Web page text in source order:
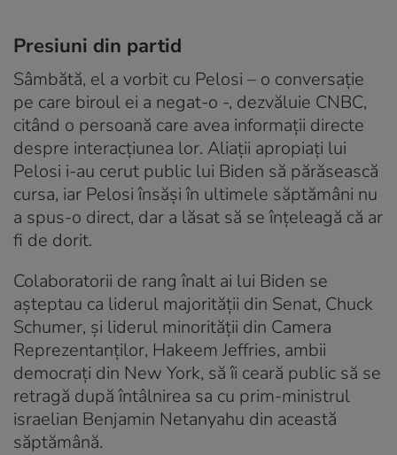
Presiuni din partid
Sâmbătă, el a vorbit cu Pelosi – o conversaţie
pe care biroul ei a negat-o -, dezvăluie CNBC,
citând o persoană care avea informaţii directe
despre interacţiunea lor. Aliaţii apropiaţi lui
Pelosi i-au cerut public lui Biden să părăsească
cursa, iar Pelosi însăşi în ultimele săptămâni nu
a spus-o direct, dar a lăsat să se înţeleagă că ar
fi de dorit.
Colaboratorii de rang înalt ai lui Biden se
aşteptau ca liderul majorităţii din Senat, Chuck
Schumer, şi liderul minorităţii din Camera
Reprezentanţilor, Hakeem Jeffries, ambii
democraţi din New York, să îi ceară public să se
retragă după întâlnirea sa cu prim-ministrul
israelian Benjamin Netanyahu din această
săptămână.